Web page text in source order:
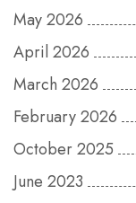
May 2026
April 2026
March 2026
February 2026
October 2025
June 2023